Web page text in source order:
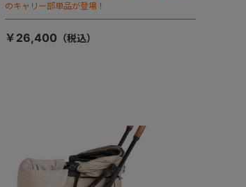
のキャリー部単品が登場！
￥26,400